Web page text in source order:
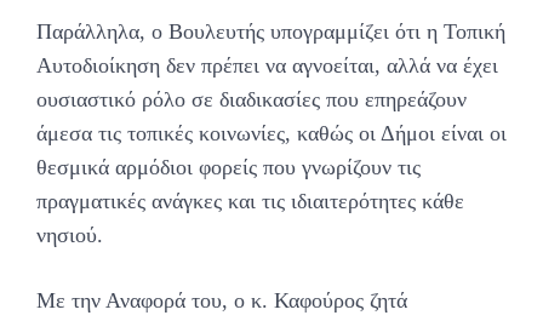
Παράλληλα, ο Βουλευτής υπογραμμίζει ότι η Τοπική
Αυτοδιοίκηση δεν πρέπει να αγνοείται, αλλά να έχει
ουσιαστικό ρόλο σε διαδικασίες που επηρεάζουν
άμεσα τις τοπικές κοινωνίες, καθώς οι Δήμοι είναι οι
θεσμικά αρμόδιοι φορείς που γνωρίζουν τις
πραγματικές ανάγκες και τις ιδιαιτερότητες κάθε
νησιού.
Με την Αναφορά του, ο κ. Καφούρος ζητά